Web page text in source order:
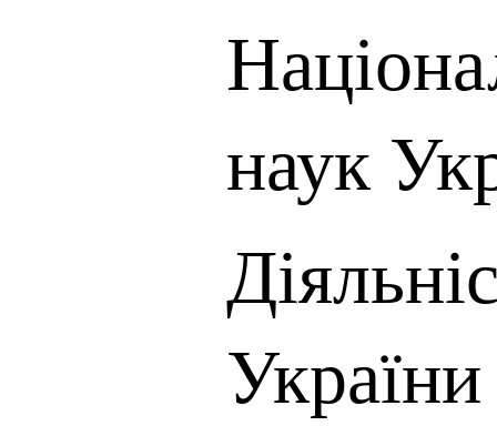
наук
України